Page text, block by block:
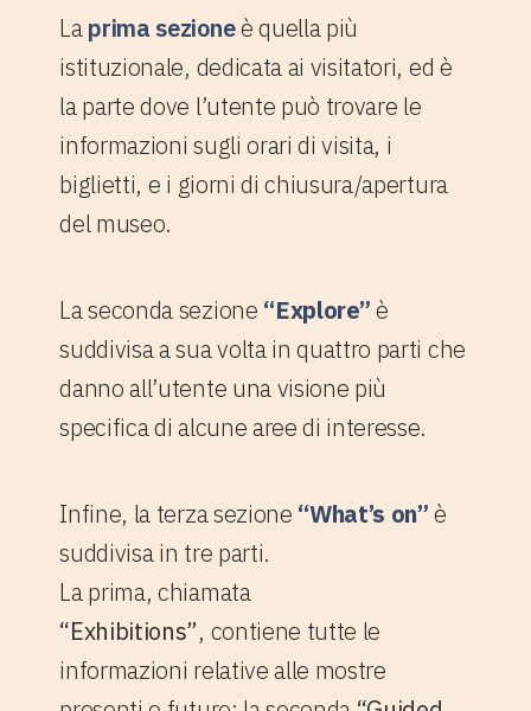
Laprima sezioneè quella più
istituzionale, dedicata ai visitatori, ed è
la parte dove l’utente può trovare le
informazioni sugli orari di visita, i
biglietti, e i giorni di chiusura/apertura
del museo.
La seconda sezione “Explore”è
suddivisa a sua volta in quattro parti che
danno all’utente una visione più
specifica di alcune aree di interesse.
Infine, la terza sezione “What’s on” è
suddivisa in tre parti.
La prima, chiamata
“Exhibitions”, contiene tutte le
informazioni relative alle mostre